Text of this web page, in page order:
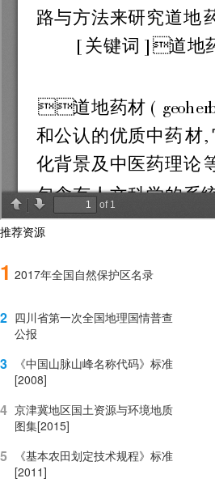
推荐资源
1 2017年全国自然保护区名录
2 四川省第一次全国地理国情普查
公报
3
《中国山脉山峰名称代码》标准
[2008]
4 京津冀地区国土资源与环境地质
图集[2015]
5
《基本农田划定技术规程》标准
[2011]